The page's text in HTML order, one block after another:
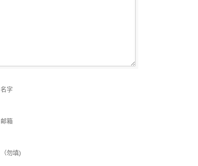
名字
邮箱
（勿填)